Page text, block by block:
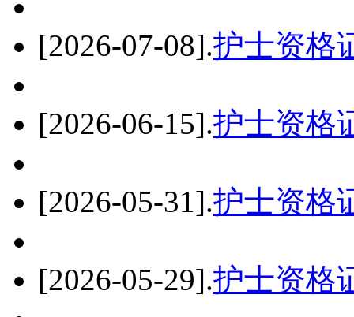
[2026-07-08].护士资格
[2026-06-15].护士资格
[2026-05-31].护士资格
[2026-05-29].护士资格